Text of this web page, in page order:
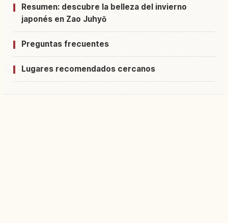
Resumen: descubre la belleza del invierno
japonés en Zao Juhyō
Preguntas frecuentes
Lugares recomendados cercanos